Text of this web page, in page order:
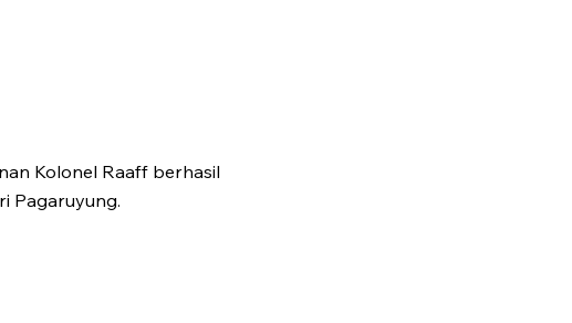
Kolonel Raaff berhasil
Pagaruyung.